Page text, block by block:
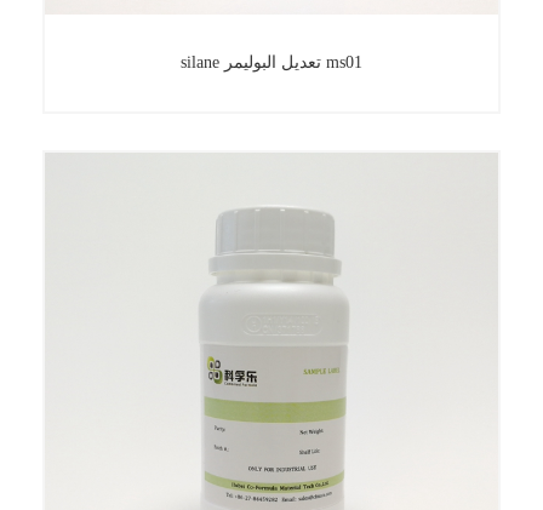
silane تعديل البوليمر ms01